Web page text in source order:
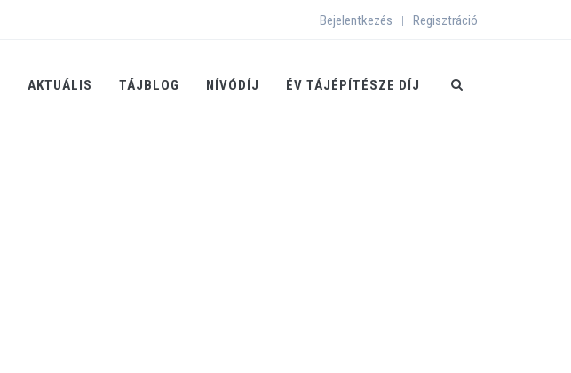
Bejelentkezés | Regisztráció
AKTUÁLIS TÁJBLOG NÍVÓDÍJ ÉV TÁJÉPÍTÉSZE DÍJ